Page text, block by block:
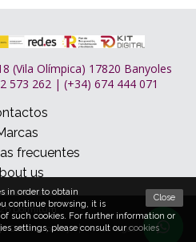
(Vila Olímpica) 17820 Banyoles
573 262 | (+34) 674 444 071
frecuentes
us
Dormitum
Cookies policy Aviso legal
Close
in order to obtain
continue browsing, it is
such cookies. For further information or
settings, please consult our cookies